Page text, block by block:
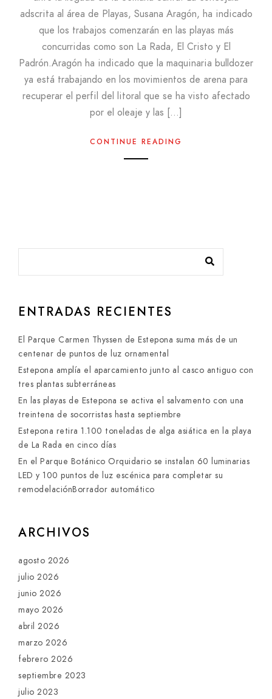
adscrita al área de Playas, Susana Aragón, ha indicado
que los trabajos comenzarán en las playas más
concurridas como son La Rada, El Cristo y El
Padrón.Aragón ha indicado que la maquinaria bulldozer
ya está trabajando en los movimientos de arena para
recuperar el perfil del litoral que se ha visto afectado
por el oleaje y las […]
CONTINUE READING
ENTRADAS RECIENTES
El Parque Carmen Thyssen de Estepona suma más de un
centenar de puntos de luz ornamental
Estepona amplía el aparcamiento junto al casco antiguo con
tres plantas subterráneas
En las playas de Estepona se activa el salvamento con una
treintena de socorristas hasta septiembre
Estepona retira 1.100 toneladas de alga asiática en la playa
de La Rada en cinco días
En el Parque Botánico Orquidario se instalan 60 luminarias
LED y 100 puntos de luz escénica para completar su
remodelaciónBorrador automático
ARCHIVOS
agosto 2026
julio 2026
junio 2026
mayo 2026
abril 2026
marzo 2026
febrero 2026
septiembre 2023
julio 2023